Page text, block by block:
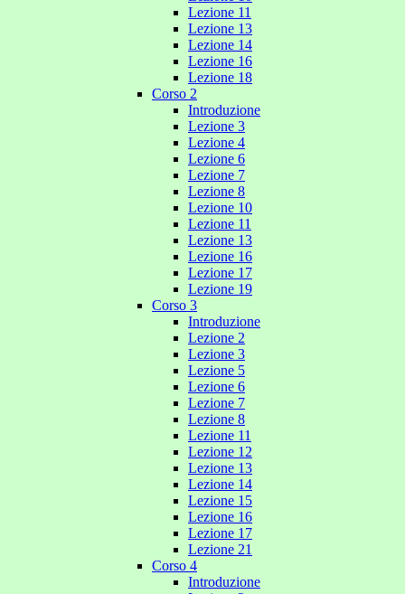
Lezione 11
Lezione 13
Lezione 14
Lezione 16
Lezione 18
Corso 2
Introduzione
Lezione 3
Lezione 4
Lezione 6
Lezione 7
Lezione 8
Lezione 10
Lezione 11
Lezione 13
Lezione 16
Lezione 17
Lezione 19
Corso 3
Introduzione
Lezione 2
Lezione 3
Lezione 5
Lezione 6
Lezione 7
Lezione 8
Lezione 11
Lezione 12
Lezione 13
Lezione 14
Lezione 15
Lezione 16
Lezione 17
Lezione 21
Corso 4
Introduzione